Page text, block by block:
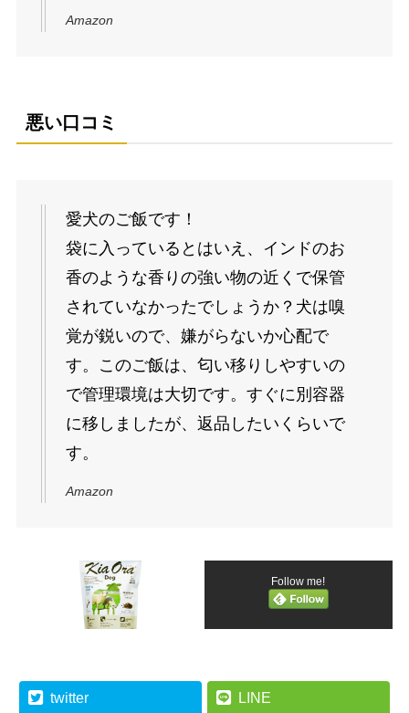
Amazon
悪い口コミ
愛犬のご飯です！
袋に入っているとはいえ、インドのお
香のような香りの強い物の近くで保管
されていなかったでしょうか？犬は嗅
覚が鋭いので、嫌がらないか心配で
す。このご飯は、匂い移りしやすいの
で管理環境は大切です。すぐに別容器
に移しましたが、返品したいくらいで
す。
Amazon
Follow me!
twitter LINE